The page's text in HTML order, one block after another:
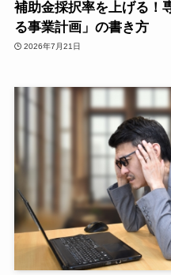
補助金採択率を上げる！
る事業計画」の書き方
2026年7月21日